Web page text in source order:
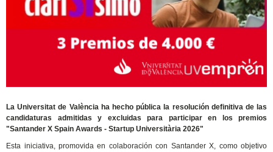
La Universitat de València ha hecho pública la resolución definitiva de las
candidaturas admitidas y excluidas para participar en los premios
"Santander X Spain Awards - Startup Universitària 2026"
Esta iniciativa, promovida en colaboración con Santander X, como objetivo